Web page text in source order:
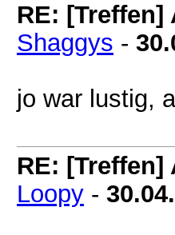
RE:
Shaggys -
jo war lustig,
RE:
Loopy -